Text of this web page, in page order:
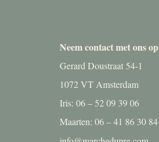
Neem contact met ons op
Gerard Doustraat 54-1
1072 VT Amsterdam
Iris: 06 – 52 09 39 06
Maarten: 06 – 41 86 30 84